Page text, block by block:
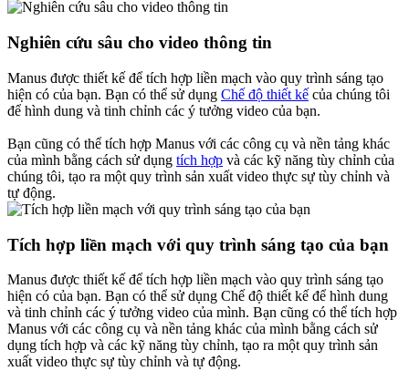
Nghiên cứu sâu cho video thông tin
Manus được thiết kế để tích hợp liền mạch vào quy trình sáng tạo
hiện có của bạn. Bạn có thể sử dụng Chế độ thiết kế của chúng tôi
để hình dung và tinh chỉnh các ý tưởng video của bạn.
Bạn cũng có thể tích hợp Manus với các công cụ và nền tảng khác
của mình bằng cách sử dụng tích hợp và các kỹ năng tùy chỉnh của
chúng tôi, tạo ra một quy trình sản xuất video thực sự tùy chỉnh và
tự động.
Tích hợp liền mạch với quy trình sáng tạo của bạn
Manus được thiết kế để tích hợp liền mạch vào quy trình sáng tạo
hiện có của bạn. Bạn có thể sử dụng Chế độ thiết kế để hình dung
và tinh chỉnh các ý tưởng video của mình. Bạn cũng có thể tích hợp
Manus với các công cụ và nền tảng khác của mình bằng cách sử
dụng tích hợp và các kỹ năng tùy chỉnh, tạo ra một quy trình sản
xuất video thực sự tùy chỉnh và tự động.